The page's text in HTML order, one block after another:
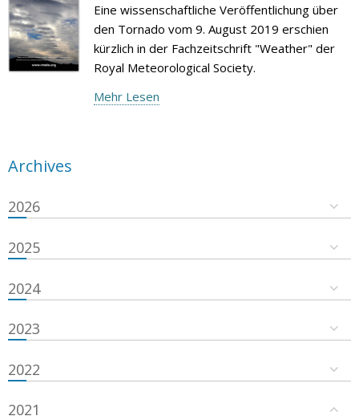
Eine wissenschaftliche Veröffentlichung über
den Tornado vom 9. August 2019 erschien
kürzlich in der Fachzeitschrift "Weather" der
Royal Meteorological Society.
Mehr Lesen
Archives
2026
2025
2024
2023
2022
2021